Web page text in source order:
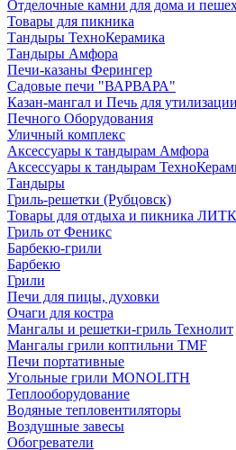
Отделочные камни для дома и
Товары для пикника
Тандыры ТехноКерамика
Тандыры Амфора
Печи-казаны Ферингер
Садовые печи "ВАРВАРА"
Казан-мангал и Печь для
Печного Оборудования
Уличный комплекс
Аксессуары к тандырам Амфора
Аксессуары к тандырам
Тандыры
Гриль-решетки (Рубцовск)
Товары для отдыха и пикника
Гриль от Феникс
Барбекю-грили
Барбекю
Грили
Печи для пицы, духовки
Очаги для костра
Мангалы и решетки-гриль Технолит
Мангалы грили коптильни TMF
Печи портативные
Угольные грили MONOLITH
Теплооборудование
Водяные тепловентиляторы
Воздушные завесы
Обогреватели